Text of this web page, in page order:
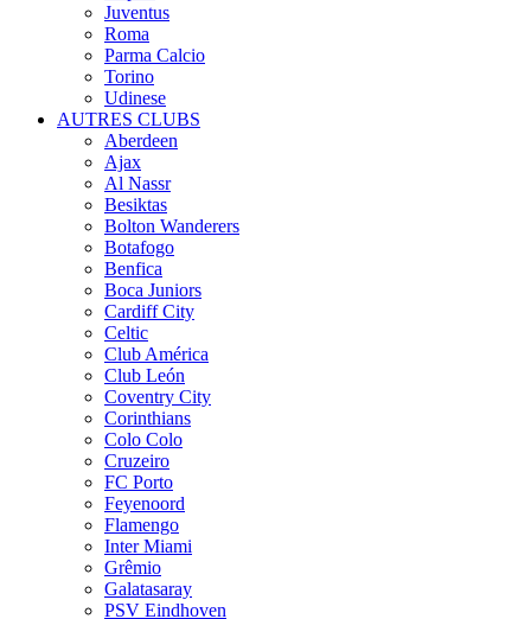
Juventus
Roma
Parma Calcio
Torino
Udinese
AUTRES CLUBS
Aberdeen
Ajax
Al Nassr
Besiktas
Bolton Wanderers
Botafogo
Benfica
Boca Juniors
Cardiff City
Celtic
Club América
Club León
Coventry City
Corinthians
Colo Colo
Cruzeiro
FC Porto
Feyenoord
Flamengo
Inter Miami
Grêmio
Galatasaray
PSV Eindhoven